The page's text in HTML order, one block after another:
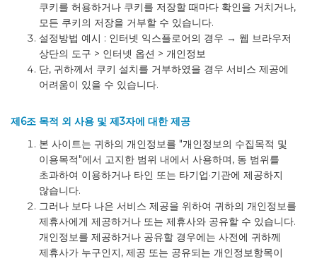
쿠키를 허용하거나 쿠키를 저장할 때마다 확인을 거치거나,
모든 쿠키의 저장을 거부할 수 있습니다.
설정방법 예시 : 인터넷 익스플로어의 경우 → 웹 브라우저
상단의 도구 > 인터넷 옵션 > 개인정보
단, 귀하께서 쿠키 설치를 거부하였을 경우 서비스 제공에
어려움이 있을 수 있습니다.
제6조 목적 외 사용 및 제3자에 대한 제공
본 사이트는 귀하의 개인정보를 "개인정보의 수집목적 및
이용목적"에서 고지한 범위 내에서 사용하며, 동 범위를
초과하여 이용하거나 타인 또는 타기업·기관에 제공하지
않습니다.
그러나 보다 나은 서비스 제공을 위하여 귀하의 개인정보를
제휴사에게 제공하거나 또는 제휴사와 공유할 수 있습니다.
개인정보를 제공하거나 공유할 경우에는 사전에 귀하께
제휴사가 누구인지, 제공 또는 공유되는 개인정보항목이